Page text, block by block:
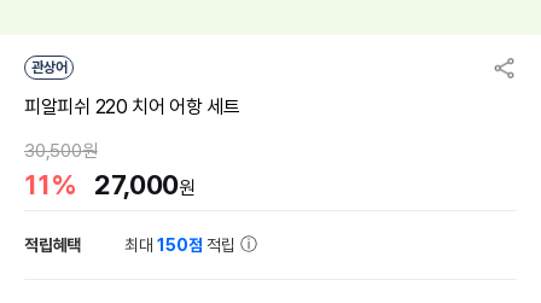
관상어
피알피쉬 220 치어 어항 세트
30,500원
11% 27,000원
적립혜택 최대150점 적립